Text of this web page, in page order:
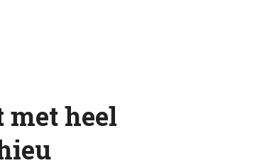
met heel